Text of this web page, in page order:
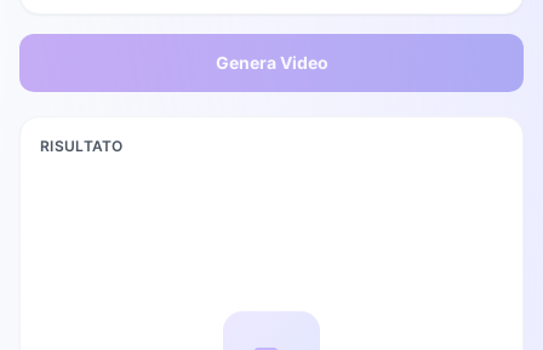
Genera Video
RISULTATO